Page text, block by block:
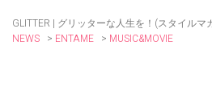
GLITTER | グリッターな人生を！(スタイルマ
NEWS > ENTAME > MUSIC&MOVIE